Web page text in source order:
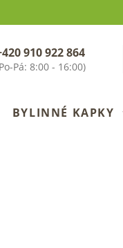
910 922 864
BYLINNÉ KAPKY